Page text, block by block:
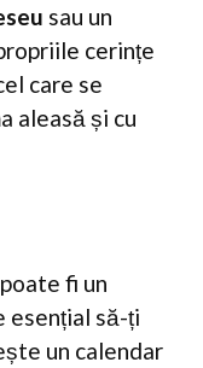
sau un
cerințe
care se
aleasă și cu
fi un
esențial să-ți
un calendar